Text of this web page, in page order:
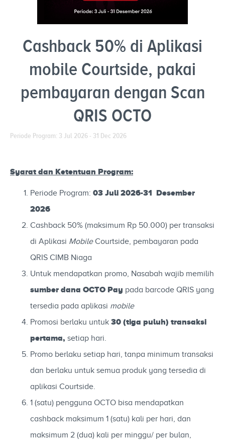
Cashback 50% di Aplikasi
mobile Courtside, pakai
pembayaran dengan Scan
QRIS OCTO
Periode Program: 3 Jul 2026 - 31 Dec 2026
Syarat dan Ketentuan Program:
Periode Program: 03 Juli 2026-31 Desember
2026
Cashback 50% (maksimum Rp 50.000) per transaksi
di Aplikasi MobileCourtside, pembayaran pada
QRIS CIMB Niaga
Untuk mendapatkan promo, Nasabah wajib memilih
sumber dana OCTO Pay pada barcode QRIS yang
tersedia pada aplikasi mobile
Promosi berlaku untuk 30 (tiga puluh) transaksi
pertama, setiap hari.
Promo berlaku setiap hari, tanpa minimum transaksi
dan berlaku untuk semua produk yang tersedia di
aplikasi Courtside.
1 (satu) pengguna OCTO bisa mendapatkan
cashback maksimum 1 (satu) kali per hari, dan
maksimum 2 (dua) kali per minggu/ per bulan,